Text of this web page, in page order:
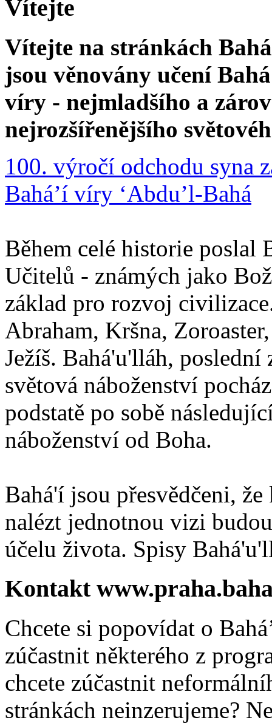
Vítejte
Vítejte na stránkách
jsou věnovány učení
víry - nejmladšího a
nejrozšířenějšího
100. výročí odchodu syna
Bahá’í víry ‘Abdu’l-Bahá
Během celé historie poslal
Učitelů - známých jako
základ pro rozvoj
Abraham, Kršna,
Ježíš. Bahá'u'lláh,
světová náboženství
podstatě po sobě
náboženství od Boha.
Bahá'í jsou přesvědčeni,
nalézt jednotnou vizi
účelu života. Spisy
Kontakt
Chcete si popovídat o
zúčastnit některého z
chcete zúčastnit
stránkách neinzerujeme?